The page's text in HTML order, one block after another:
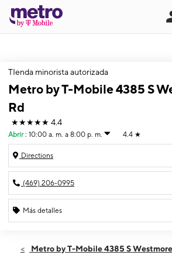
TIenda minorista autorizada
Metro by T-Mobile 4385 S
Rd
★★★★★ 4.4
Abrir : 10:00 a. m. a 8:00 p. m. 4.4 ★
Directions
(469) 206-0995
Más detalles
Jueves:10:00 a. m. a 8:00 p. m.
Metro by T-Mobile 4385 S